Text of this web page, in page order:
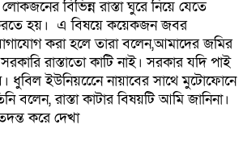
বিভিন্ন রাস্তা ঘুরে নিয়ে যেতে
হয়। এ বিষয়ে কয়েকজন জবর
করা হলে তারা বলেন,আমাদের জমির
রাস্তাতো কাটি নাই। সরকার যদি পাই
ধুবিল ইউনিয়নেেে নায়াবের সাথে মুটোফোনে
বলেন, রাস্তা কাটার বিষয়টি আমি জানিনা।
করে দেখা